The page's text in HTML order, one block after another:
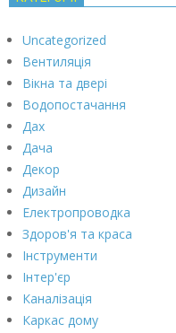
Uncategorized
Вентиляція
Вікна та двері
Водопостачання
Дах
Дача
Декор
Дизайн
Електропроводка
Здоров'я та краса
Інструменти
Інтер'єр
Каналізація
Каркас дому